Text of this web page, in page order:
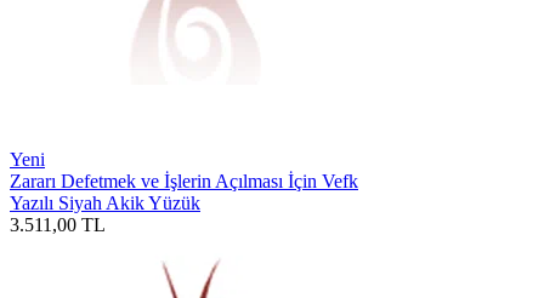
Yeni
Zararı Defetmek ve İşlerin Açılması İçin Vefk
Yazılı Siyah Akik Yüzük
3.511,00 TL